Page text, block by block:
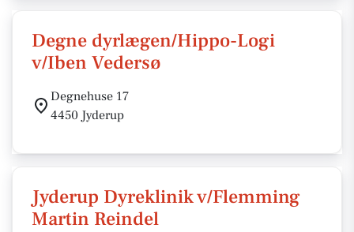
Degne dyrlægen/Hippo-Logi
v/Iben Vedersø
Degnehuse 17
4450 Jyderup
Jyderup Dyreklinik v/Flemming
Martin Reindel